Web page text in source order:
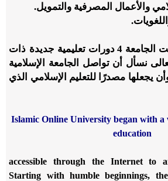
والأعمال المصرفية والتمويل.
وفي ربيع 2014 قدمت الجامعة 4 دورات تعليمية جديدة ذات
نسأل أن تواصل الجامعة الإسلامية
يجعلها مصدرًا للتعليم الإسلامي الذي
Islamic Online University began with a
education
accessible through the Internet to
Starting with humble beginnings,